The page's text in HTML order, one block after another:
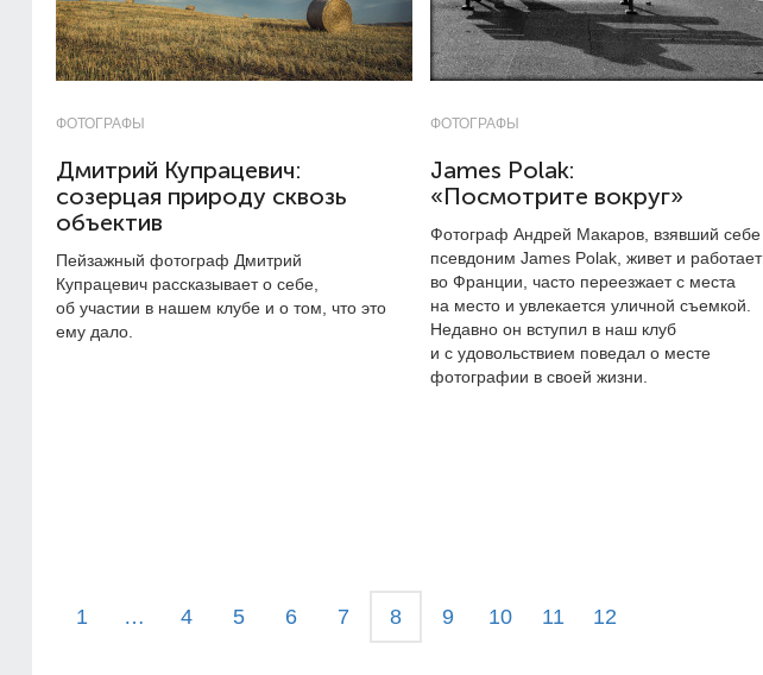
ФОТОГРАФЫ
Дмитрий Купрацевич:
созерцая природу сквозь
объектив
Пейзажный фотограф Дмитрий
Купрацевич рассказывает о себе,
об участии в нашем клубе и о том, что это
ему дало.
ФОТОГРАФЫ
James Polak:
«Посмотрите вокруг»
Фотограф Андрей Макаров, взявший себе
псевдоним James Polak, живет и работает
во Франции, часто переезжает с места
на место и увлекается уличной съемкой.
Недавно он вступил в наш клуб
и с удовольствием поведал о месте
фотографии в своей жизни.
1 … 4 5 6 7 8 9 10 11 12